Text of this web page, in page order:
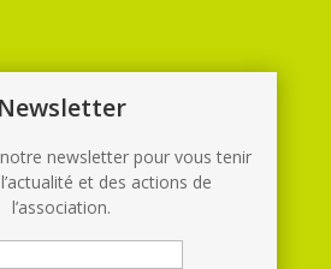
Newsletter
newsletter pour vous tenir
et des actions de
l’association.